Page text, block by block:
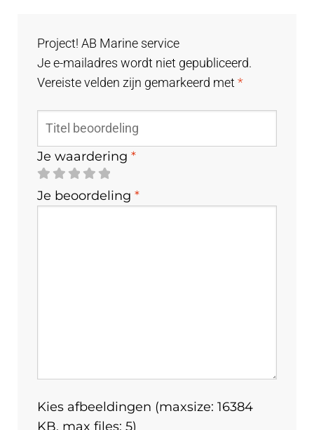
Project! AB Marine service
Je e-mailadres wordt niet gepubliceerd.
Vereiste velden zijn gemarkeerd met*
Je waardering*
Je beoordeling*
Kies afbeeldingen (maxsize: 16384
KB, max files: 5)